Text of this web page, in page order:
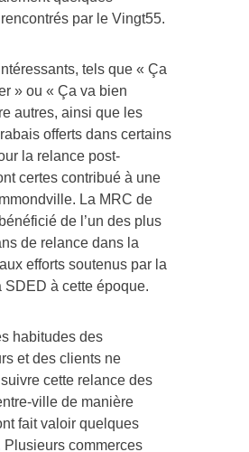
par le Vingt55.
tels que « Ça
» ou « Ça va bien
autres, ainsi que les
offerts dans certains
la relance post-
certes contribué à une
La MRC de
de l’un des plus
de relance dans la
efforts soutenus par la
à cette époque.
habitudes des
et des clients ne
cette relance des
ville de manière
fait valoir quelques
Plusieurs commerces